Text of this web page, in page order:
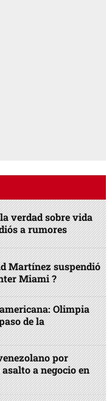
verdad sobre vida
a rumores
Martínez suspendió
Miami ?
Olimpia
de la
por
a negocio en